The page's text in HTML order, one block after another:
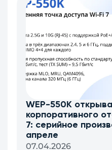
WEP-550K
корпоративного
7: серийное
апреле
07.04.2026